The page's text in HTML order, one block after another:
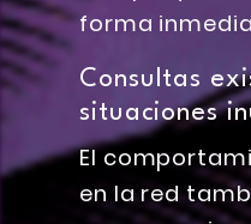
forma
Consultas
situaciones
El
en la red